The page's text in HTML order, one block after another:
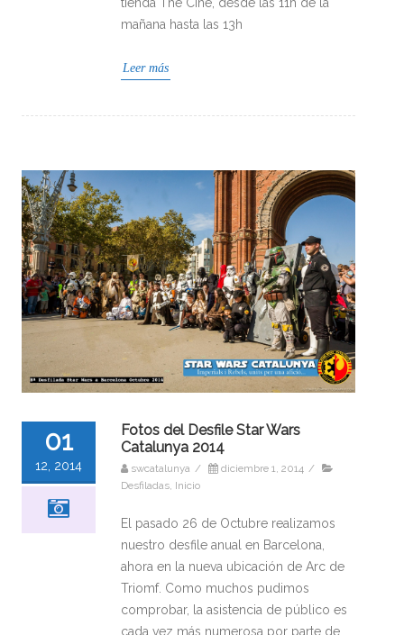
tienda The Cine, desde las 11h de la
mañana hasta las 13h
Leer más
01
12, 2014
Fotos del Desfile Star Wars
Catalunya 2014
swcatalunya / diciembre 1, 2014 /
Desfiladas, Inicio
El pasado 26 de Octubre realizamos
nuestro desfile anual en Barcelona,
ahora en la nueva ubicación de Arc de
Triomf. Como muchos pudimos
comprobar, la asistencia de público es
cada vez más numerosa por parte de